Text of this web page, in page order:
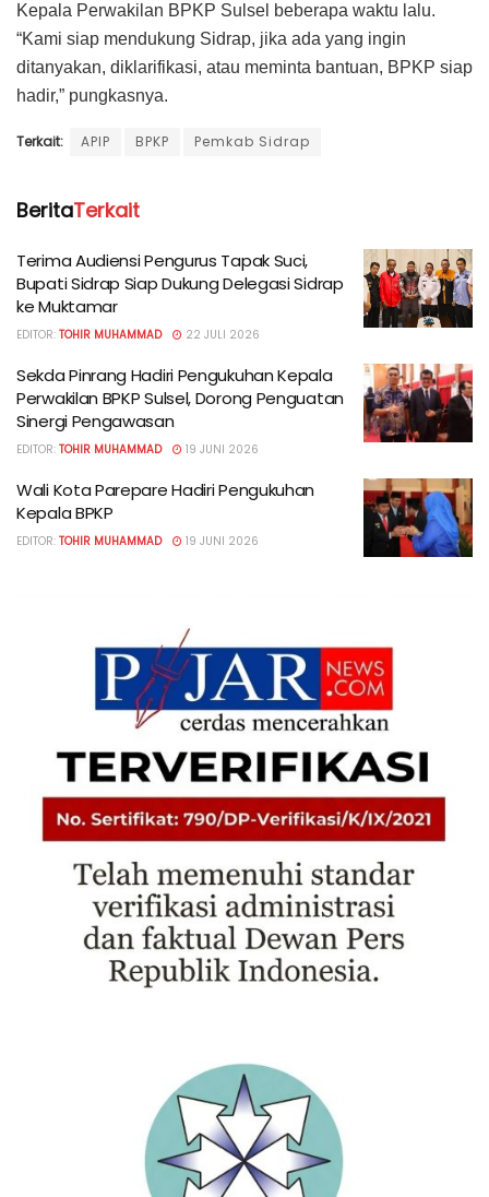
Kepala Perwakilan BPKP Sulsel beberapa waktu lalu.
“Kami siap mendukung Sidrap, jika ada yang ingin
ditanyakan, diklarifikasi, atau meminta bantuan, BPKP siap
hadir,” pungkasnya.
Terkait: APIP BPKP Pemkab Sidrap
BeritaTerkait
Terima Audiensi Pengurus Tapak Suci,
Bupati Sidrap Siap Dukung Delegasi Sidrap
ke Muktamar
EDITOR: TOHIR MUHAMMAD 22 JULI 2026
Sekda Pinrang Hadiri Pengukuhan Kepala
Perwakilan BPKP Sulsel, Dorong Penguatan
Sinergi Pengawasan
EDITOR: TOHIR MUHAMMAD 19 JUNI 2026
Wali Kota Parepare Hadiri Pengukuhan
Kepala BPKP
EDITOR: TOHIR MUHAMMAD 19 JUNI 2026